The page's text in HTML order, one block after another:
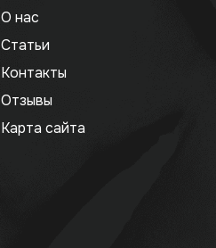
О нас
Статьи
Контакты
Отзывы
Карта сайта